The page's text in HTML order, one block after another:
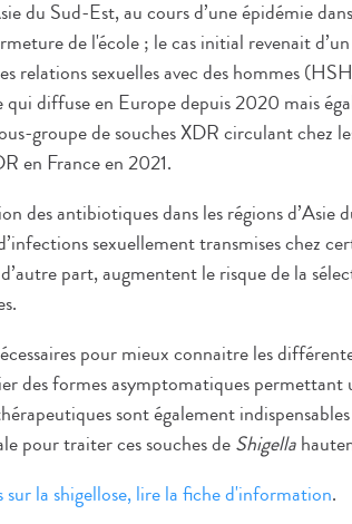
du Sud-Est, au cours d’une épidémie
de l'école ; le cas initial revenait
relations sexuelles avec des hommes
qui diffuse en Europe depuis 2020 mais
groupe de souches XDR circulant
en France en 2021.
des antibiotiques dans les régions d’Asie
sexuellement transmises chez
part, augmentent le risque de la
pour mieux connaitre les
des formes asymptomatiques permettant
sont également
pour traiter ces souches deShigella
sur la shigellose, lire la fiche d'information.